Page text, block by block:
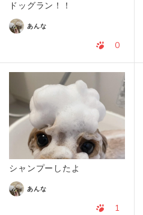
ドッグラン！！
あんな
0
シャンプーしたよ
あんな
1